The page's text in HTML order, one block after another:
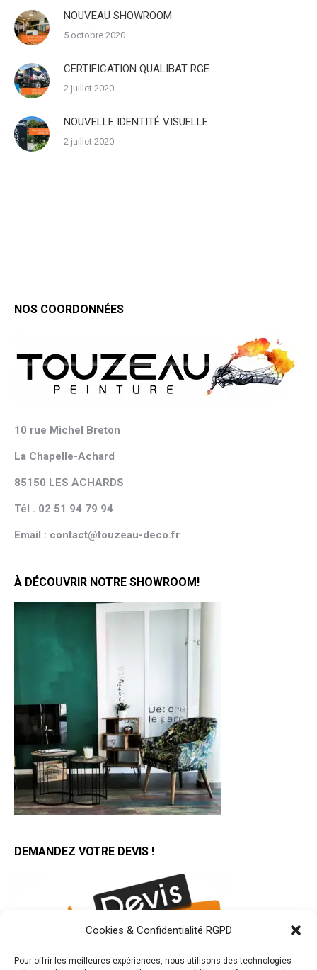
Cookies & Confidentialité RGPD
Pour offrir les meilleures expériences, nous utilisons des technologies
NOUVEAU SHOWROOM
5 octobre 2020
CERTIFICATION QUALIBAT RGE
2 juillet 2020
NOUVELLE IDENTITÉ VISUELLE
2 juillet 2020
NOS COORDONNÉES
10 rue Michel Breton
La Chapelle-Achard
85150 LES ACHARDS
Tél . 02 51 94 79 94
Email : contact@touzeau-deco.fr
À DÉCOUVRIR NOTRE SHOWROOM!
DEMANDEZ VOTRE DEVIS !